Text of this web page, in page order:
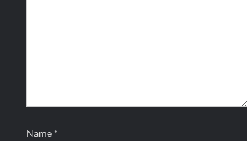
Name *